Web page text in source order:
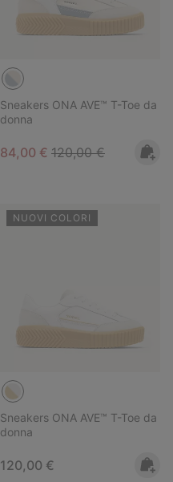
Sneakers ONA AVE™ T-Toe da
donna
Sale price:
84,00 € Regular price:
120,00 €
NUOVI COLORI
Sneakers ONA AVE™ T-Toe da
donna
Regular price:
120,00 €